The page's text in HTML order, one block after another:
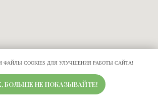
COOKIES ДЛЯ УЛУЧШЕНИЯ РАБОТЫ САЙТА!
БОЛЬШЕ НЕ ПОКАЗЫВАЙТЕ!
Свяжитесь с нами